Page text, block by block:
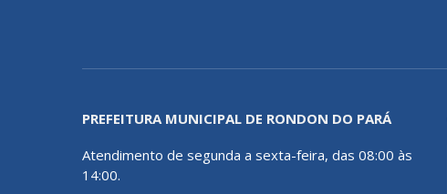
PREFEITURA MUNICIPAL DE RONDON DO PARÁ
Atendimento de segunda a sexta-feira, das 08:00 às
14:00.